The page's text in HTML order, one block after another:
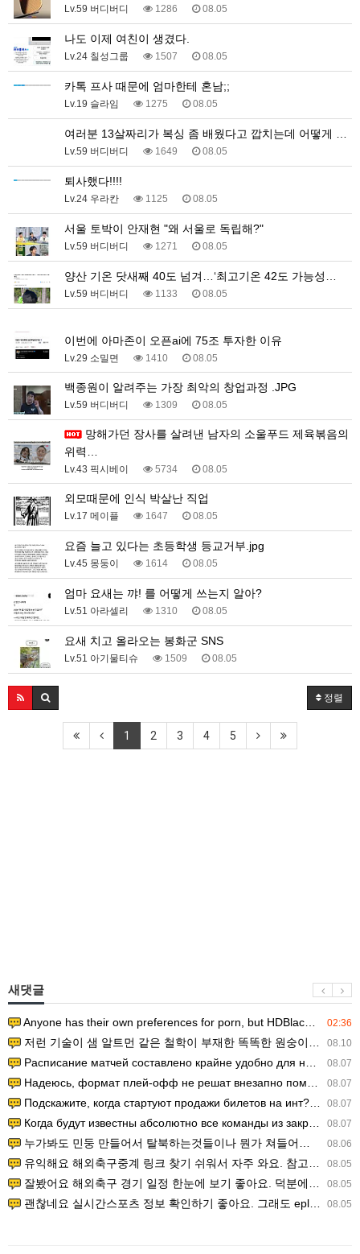
Lv.59 버디버디 1286 08.05
나도 이제 여친이 생겼다.
Lv.24 칠성그룹 1507 08.05
카톡 프사 때문에 엄마한테 혼남;;
Lv.19 슬라임 1275 08.05
여러분 13살짜리가 복싱 좀 배웠다고 깝치는데 어떻게 …
Lv.59 버디버디 1649 08.05
퇴사했다!!!!
Lv.24 우라칸 1125 08.05
서울 토박이 안재현 "왜 서울로 독립해?"
Lv.59 버디버디 1271 08.05
양산 기온 닷새째 40도 넘겨…‘최고기온 42도 가능성…
Lv.59 버디버디 1133 08.05
이번에 아마존이 오픈ai에 75조 투자한 이유
Lv.29 소밀면 1410 08.05
백종원이 알려주는 가장 최악의 창업과정 .JPG
Lv.59 버디버디 1309 08.05
위력…
Lv.43 픽시베이 5734 08.05
외모때문에 인식 박살난 직업
Lv.17 메이플 1647 08.05
요즘 늘고 있다는 초등학생 등교거부.jpg
Lv.45 몽둥이 1614 08.05
엄마 요새는 꺄! 를 어떻게 쓰는지 알아?
Lv.51 아라셀리 1310 08.05
요새 치고 올라오는 봉화군 SNS
Lv.51 아기물티슈 1509 08.05
정렬
1 2 3 4 5
새댓글
02:36
Anyone has their own preferences for porn, but HDBlackAss ha…
08.10
저런 기술이 샘 알트먼 같은 철학이 부재한 똑똑한 원숭이에게 있다는게 문제.
08.07
Расписание матчей составлено крайне удобно для нашего часово…
08.07
Надеюсь, формат плей-офф не решат внезапно поменять. https:/…
08.07
Подскажите, когда стартуют продажи билетов на инт? https://g…
08.07
Когда будут известны абсолютно все команды из закрытых квали…
08.06
누가봐도 민둥 만들어서 탈북하는것들이나 뭔가 쳐들어오는 낌새를 미리 알아차리기 위함이지 저걸 전쟁준비라고 하…
08.05
유익해요 해외축구중계 링크 찾기 쉬워서 자주 와요. 참고로 무료스포츠중계 정보 확인할 때 출처 꼭 체크해요.…
08.05
잘봤어요 해외축구 경기 일정 한눈에 보기 좋아요. 덕분에 epl중계 볼 때 공식 중계 채널 먼저 찾아봐요. …
08.05
괜찮네요 실시간스포츠 정보 확인하기 좋아요. 그래도 epl중계 볼 때 공식 중계 채널 먼저 찾아봐요. 북마크…